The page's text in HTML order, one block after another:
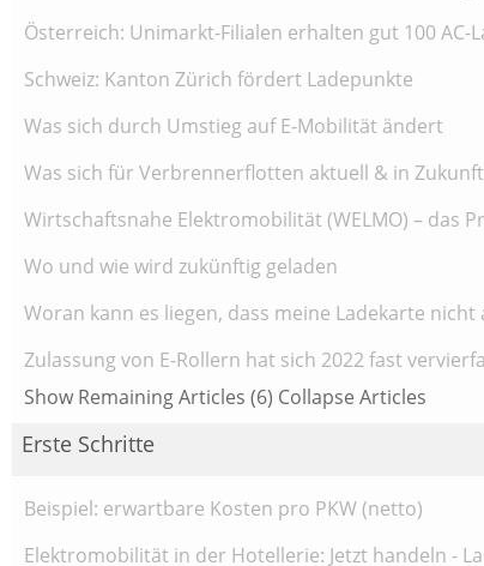
Österreich: Unimarkt-Filialen erhalten gut 100 AC-
Schweiz: Kanton Zürich fördert Ladepunkte
Was sich durch Umstieg auf E-Mobilität ändert
Was sich für Verbrennerflotten aktuell & in
Wirtschaftsnahe Elektromobilität (WELMO) – das
Wo und wie wird zukünftig geladen
Woran kann es liegen, dass meine Ladekarte
Zulassung von E-Rollern hat sich 2022 fast
Show Remaining Articles (6) Collapse Articles
Erste Schritte
Beispiel: erwartbare Kosten pro PKW (netto)
Elektromobilität in der Hotellerie: Jetzt handeln -